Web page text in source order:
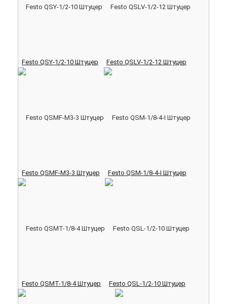
Festo QSY-1/2-10 Штуцер Festo QSLV-1/2-12 Штуцер
Festo QSMF-M3-3 Штуцер Festo QSM-1/8-4-I Штуцер
Festo QSMT-1/8-4 Штуцер Festo QSL-1/2-10 Штуцер